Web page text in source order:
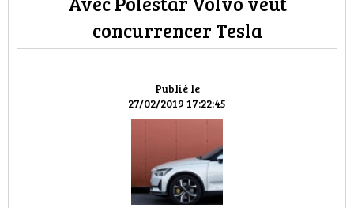
JEUNES CRÉATEURS
DÉCO
VOYAGES & LOISIRS
Publié le
27/02/2019 17:22:45
concurrencer Tesla